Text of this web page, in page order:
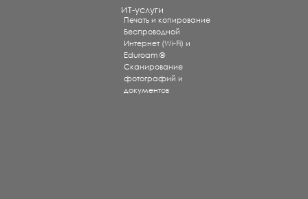
ИТ-услуги
Печать и копирование
Беспроводной
Интернет (Wi-Fi) и
Eduroam ®
Сканирование
фотографий и
документов